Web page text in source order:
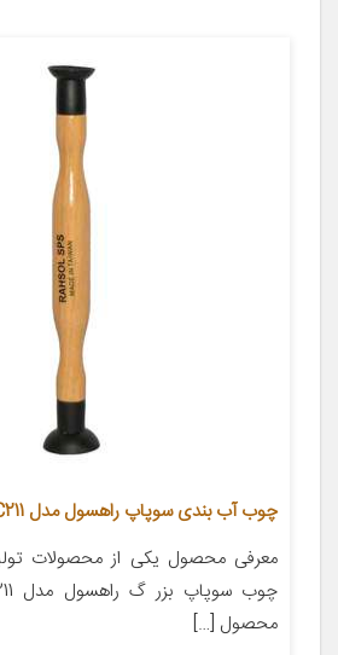
چوب آب بندی سوپاپ راهسول مدل AC211
معرفی محصول یکی از محصولات
محصول […]